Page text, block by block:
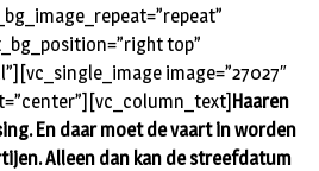
top”
image=”27027″
Haaren
En daar moet de vaart in worden
Alleen dan kan de streefdatum